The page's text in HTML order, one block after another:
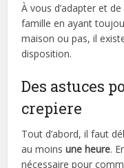
À vous d’adapter et
famille en ayant
maison ou pas, il
disposition.
Des astuces
crepiere
Tout d’abord, il faut
au moinsune heure.
nécessaire pour